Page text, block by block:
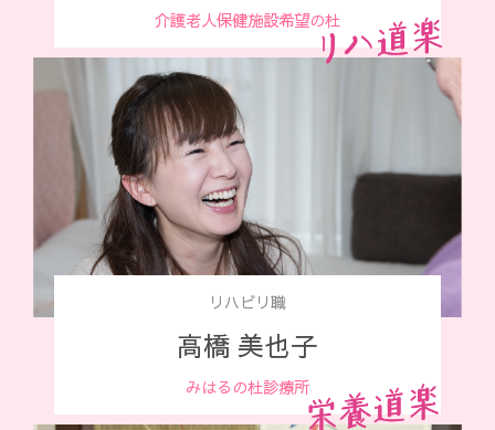
介護老人保健施設希望の杜
リハビリ職
高橋 美也子
みはるの杜診療所